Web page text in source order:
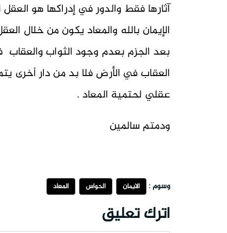
آثارها فقط والدور في إدراكها هو
الإيمان بالله والمعاد يكون من خلال
بعد الجزم بعدم وجود الثواب
العقاب في الأرض فلا بد من دار أخرى
عقلي لحتمية المعاد .
ودمتم سالمين
وسوم : الايمان الحواس المعاد
اترك تعليق